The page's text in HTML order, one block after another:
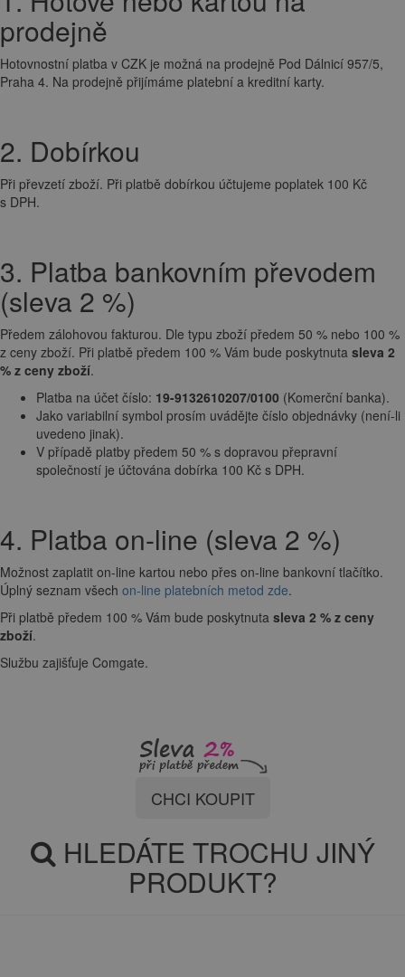
prodejně
Hotovnostní platba v CZK je možná na prodejně Pod Dálnicí 957/5,
Praha 4. Na prodejně přijímáme platební a kreditní karty.
2. Dobírkou
Při převzetí zboží. Při platbě dobírkou účtujeme poplatek 100 Kč
s DPH.
3. Platba bankovním převodem
(sleva 2 %)
Předem zálohovou fakturou. Dle typu zboží předem 50 % nebo 100 %
z ceny zboží. Při platbě předem 100 % Vám bude poskytnuta sleva 2
% z ceny zboží.
Platba na účet číslo: 19-9132610207/0100 (Komerční banka).
Jako variabilní symbol prosím uvádějte číslo objednávky (není-li
uvedeno jinak).
V případě platby předem 50 % s dopravou přepravní
společností je účtována dobírka 100 Kč s DPH.
4. Platba on-line (sleva 2 %)
Možnost zaplatit on-line kartou nebo přes on-line bankovní tlačítko.
Úplný seznam všech on-line platebních metod zde.
Při platbě předem 100 % Vám bude poskytnuta sleva 2 % z ceny
zboží.
Službu zajišťuje Comgate.
CHCI KOUPIT
HLEDÁTE TROCHU JINÝ
PRODUKT?